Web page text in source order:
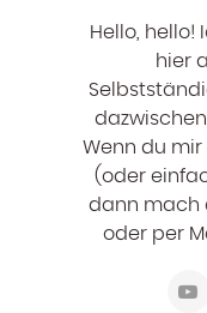
Hello, hello!
hier
Wenn du
(oder
dann mach
oder per